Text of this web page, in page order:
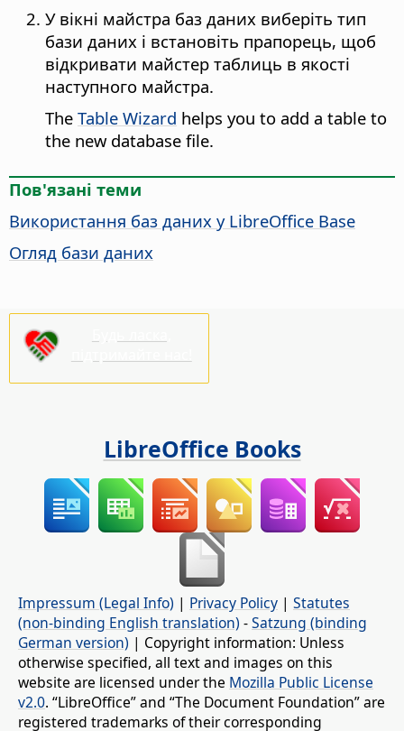
У вікні майстра баз даних виберіть тип
бази даних і встановіть прапорець, щоб
відкривати майстер таблиць в якості
наступного майстра.
The Table Wizard helps you to add a table to
the new database file.
Пов'язані теми
Використання баз даних у LibreOffice Base
Огляд бази даних
LibreOffice Books
Impressum (Legal Info) | Privacy Policy | Statutes
(non-binding English translation) -Satzung (binding
German version) | Copyright information: Unless
otherwise specified, all text and images on this
website are licensed under the Mozilla Public License
v2.0. “LibreOffice” and “The Document Foundation” are
registered trademarks of their corresponding